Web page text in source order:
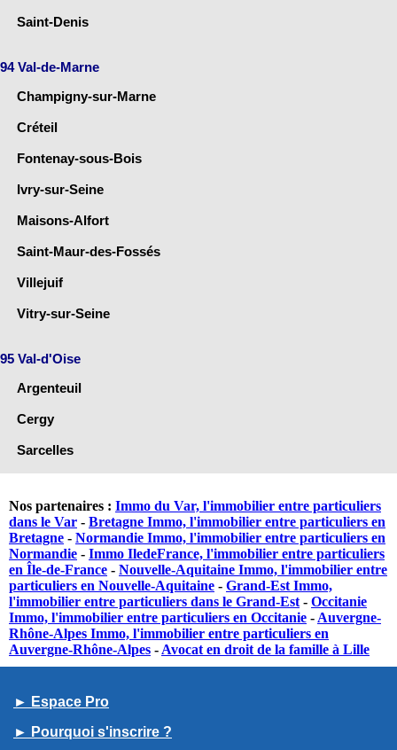
Saint-Denis
94 Val-de-Marne
Champigny-sur-Marne
Créteil
Fontenay-sous-Bois
Ivry-sur-Seine
Maisons-Alfort
Saint-Maur-des-Fossés
Villejuif
Vitry-sur-Seine
95 Val-d'Oise
Argenteuil
Cergy
Sarcelles
Nos partenaires : Immo du Var, l'immobilier entre particuliers
dans le Var - Bretagne Immo, l'immobilier entre particuliers en
Bretagne - Normandie Immo, l'immobilier entre particuliers en
Normandie - Immo IledeFrance, l'immobilier entre particuliers
en Île-de-France - Nouvelle-Aquitaine Immo, l'immobilier entre
particuliers en Nouvelle-Aquitaine - Grand-Est Immo,
l'immobilier entre particuliers dans le Grand-Est - Occitanie
Immo, l'immobilier entre particuliers en Occitanie - Auvergne-
Rhône-Alpes Immo, l'immobilier entre particuliers en
Auvergne-Rhône-Alpes - Avocat en droit de la famille à Lille
► Espace Pro
► Pourquoi s'inscrire ?